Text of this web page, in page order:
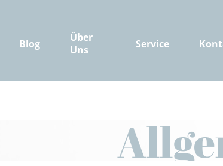
Blog
Über
Uns
Service